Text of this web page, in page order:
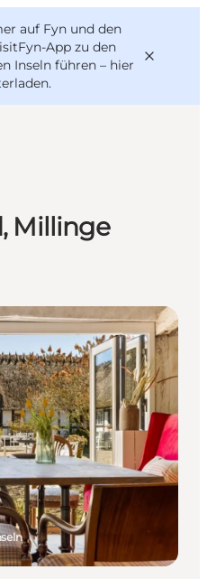
auf Fyn und den
App zu den
Inseln führen – hier
.
Millinge